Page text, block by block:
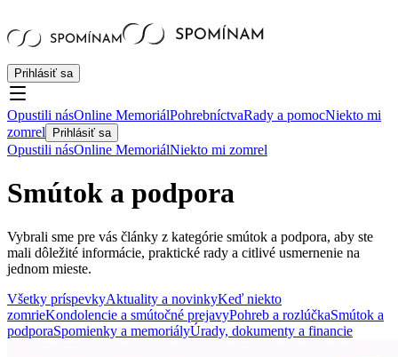
Prihlásiť sa
Opustili násOnline MemoriálPohrebníctvaRady a pomocNiekto mi
zomrel
Prihlásiť sa
Opustili násOnline MemoriálNiekto mi zomrel
Smútok a podpora
Vybrali sme pre vás články z kategórie smútok a podpora, aby ste
mali dôležité informácie, praktické rady a citlivé usmernenie na
jednom mieste.
Všetky príspevkyAktuality a novinkyKeď niekto
zomrieKondolencie a smútočné prejavyPohreb a rozlúčkaSmútok a
podporaSpomienky a memoriályÚrady, dokumenty a financie